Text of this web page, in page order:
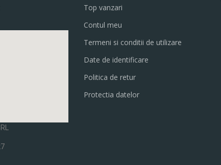
Top vanzari
Contul meu
Termeni si conditii de utilizare
Date de identificare
Politica de retur
Protectia datelor